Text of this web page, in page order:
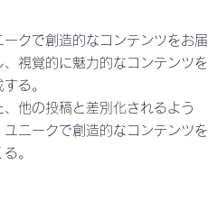
ークで創造的なコンテンツをお届
視覚的に魅力的なコンテンツを
る。
、他の投稿と差別化されるよう
ユニークで創造的なコンテンツを
。